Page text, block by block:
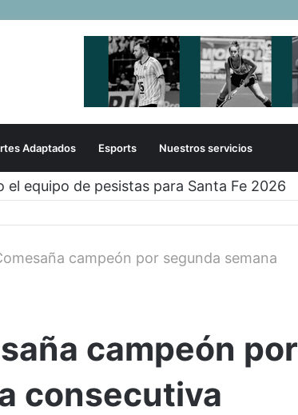
Adaptados Esports Nuestros servicios
TAMBIÉN EN CÓRDOBA!
campeón por segunda semana
campeón por
consecutiva